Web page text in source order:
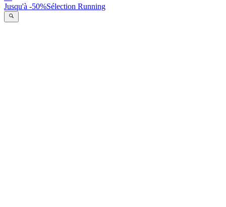
Jusqu'à -50%Sélection Running